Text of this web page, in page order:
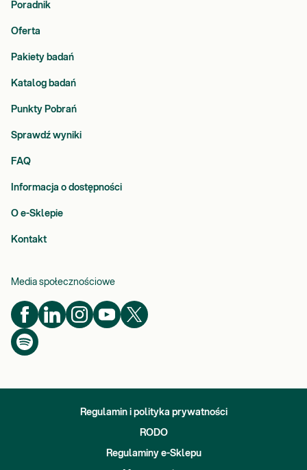
Poradnik
Oferta
Pakiety badań
Katalog badań
Punkty Pobrań
Sprawdź wyniki
FAQ
Informacja o dostępności
O e-Sklepie
Kontakt
Media społecznościowe
Regulamin i polityka prywatności
RODO
Regulaminy e-Sklepu